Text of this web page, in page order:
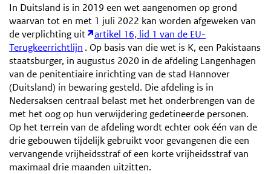
In Duitsland is in 2019 een wet aangenomen op grond
waarvan tot en met 1 juli 2022 kan worden afgeweken van
de verplichting uit
artikel 16, lid 1 van de EU-
Terugkeerrichtlijn . Op basis van die wet is K, een Pakistaans
staatsburger, in augustus 2020 in de afdeling Langenhagen
van de penitentiaire inrichting van de stad Hannover
(Duitsland) in bewaring gesteld. Die afdeling is in
Nedersaksen centraal belast met het onderbrengen van de
met het oog op hun verwijdering gedetineerde personen.
Op het terrein van de afdeling wordt echter ook één van de
drie gebouwen tijdelijk gebruikt voor gevangenen die een
vervangende vrijheidsstraf of een korte vrijheidsstraf van
maximaal drie maanden uitzitten.